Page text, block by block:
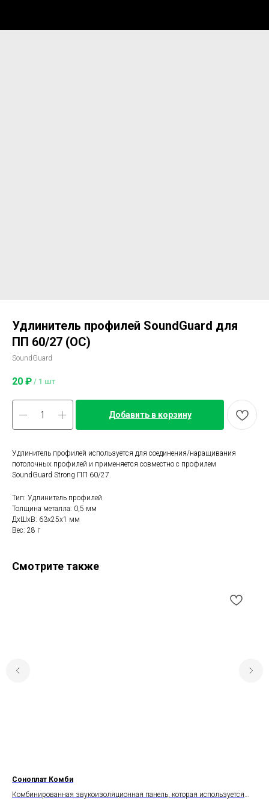
Удлинитель профилей SoundGuard для
ПП 60/27 (ОС)
SoundGuard
20 ₽ / 1 шт
Добавить в корзину
Удлинитель профилей используется для соединения/наращивания
потолочных профилей и применяется совместно с профилем
SoundGuard Strong ПП 60/27.
Тип: Удлинитель профилей
Толщина металла: 0,5 мм
ДxШxВ: 63x25x1 мм
Вес: 28 г
Смотрите также
Соноплат Комби
Комбинированная звукоизоляционная панель, которая используется